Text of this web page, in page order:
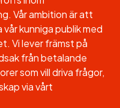
Vår ambition är att
kunniga publik med
Vi lever främst på
från betalande
som vill driva frågor,
via vårt